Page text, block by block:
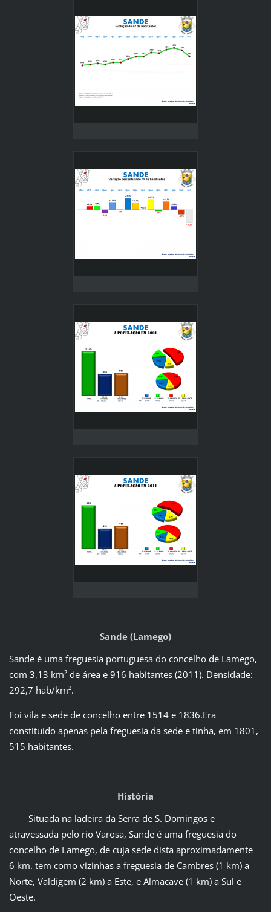
Sande (Lamego)
Sande é uma freguesia portuguesa do concelho de Lamego,
com 3,13 km² de área e 916 habitantes (2011). Densidade:
292,7 hab/km².
Foi vila e sede de concelho entre 1514e 1836.Era
constituído apenas pela freguesia da sede e tinha, em 1801 ,
515 habitantes.
História
Situada na ladeira da Serra de S. Domingos e
atravessada pelo rio Varosa, Sande é uma freguesia do
concelho de Lamego, de cuja sede dista aproximadamente
6 km. tem como vizinhas a freguesia de Cambres (1 km) a
Norte, Valdigem (2 km) a Este, e Almacave (1 km) a Sul e
Oeste.